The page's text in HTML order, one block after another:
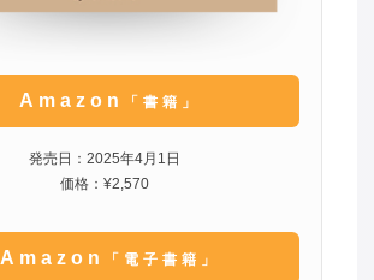
Amazon 「書籍」
発売日：2025年4月1日
価格：¥2,570
Amazon 「電子書籍」